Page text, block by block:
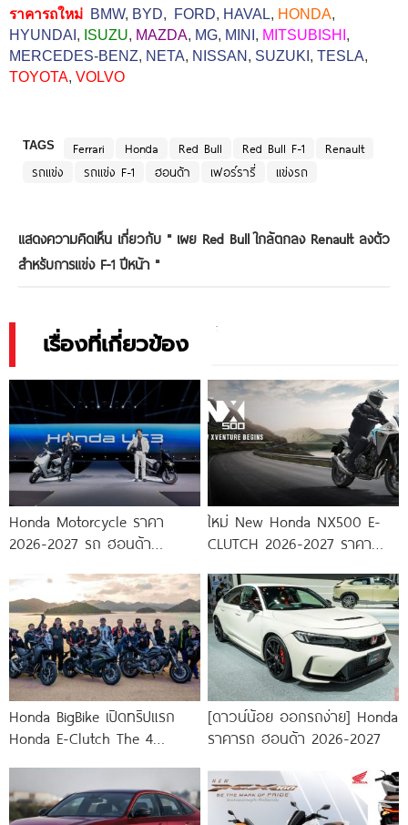
ราคารถใหม่ BMW, BYD, FORD, HAVAL, HONDA,
HYUNDAI , ISUZU, MAZDA, MG, MINI , MITSUBISHI ,
MERCEDES-BENZ, NETA, NISSAN , SUZUKI , TESLA,
TOYOTA, VOLVO
TAGS Ferrari Honda Red Bull Red Bull F-1
Renault
รถแข่ง
รถแข่ง F-1 ฮอนด้า เฟอร์รารี่ แข่งรถ
แสดงความคิดเห็น เกี่ยวกับ " เผย Red Bull ใกล้ตกลง Renault ลงตัว
สำหรับการแข่ง F-1 ปีหน้า "
เรื่องที่เกี่ยวข้อง
Honda Motorcycle ราคา
2026-2027 รถ ฮอนด้า
ใหม่ New Honda NX500 E-
CLUTCH 2026-2027 ราคา
ดาวน์
Honda BigBike เปิดทริปแรก
Honda E-Clutch The 4
[ดาวน์น้อย ออกรถง่าย] Honda
ราคารถ ฮอนด้า 2026-2027